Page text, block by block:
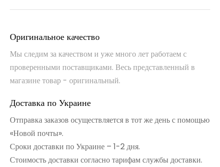
Оригинальное качество
Мы следим за качеством и уже много лет работаем с
проверенными поставщиками. Весь представленный в
магазине товар - оригинальный.
Доставка по Украине
Отправка заказов осуществляется в тот же день с помощью
«Новой почты».
Сроки доставки по Украине – 1-2 дня.
Стоимость доставки согласно тарифам службы доставки.